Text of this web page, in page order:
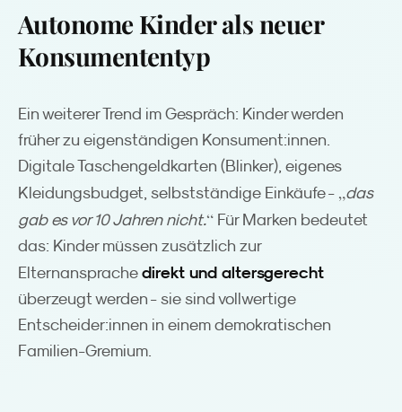
Autonome Kinder als neuer
Konsumententyp
Ein weiterer Trend im Gespräch: Kinder werden
früher zu eigenständigen Konsument:innen.
Digitale Taschengeldkarten (Blinker), eigenes
Kleidungsbudget, selbstständige Einkäufe - „das
gab es vor 10 Jahren nicht.“ Für Marken bedeutet
das: Kinder müssen zusätzlich zur
Elternansprache direkt und altersgerecht
überzeugt werden - sie sind vollwertige
Entscheider:innen in einem demokratischen
Familien-Gremium.